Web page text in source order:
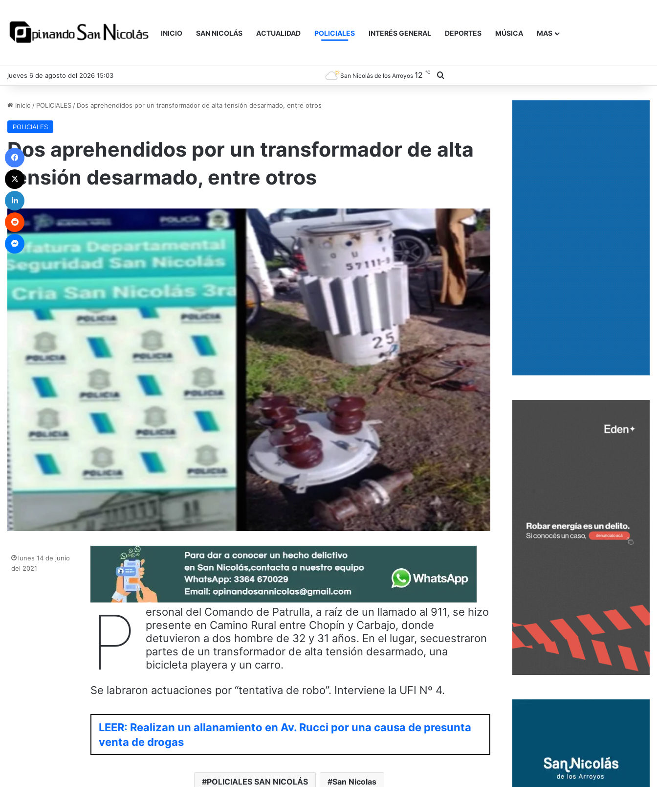
INICIO SAN NICOLÁS ACTUALIDAD POLICIALES INTERÉS GENERAL DEPORTES MÚSICA MAS
jueves 6 de agosto del 2026 15:03 San Nicolás de los Arroyos 12 ℃ Buscar
Inicio / POLICIALES / Dos aprehendidos por un transformador de alta tensión desarmado, entre otros
POLICIALES
Dos aprehendidos por un transformador de alta
tensión desarmado, entre otros
P
ersonal del Comando de Patrulla, a raíz de un llamado al 911, se hizo
presente en Camino Rural entre Chopín y Carbajo, donde
detuvieron a dos hombre de 32 y 31 años. En el lugar, secuestraron
partes de un transformador de alta tensión desarmado, una
bicicleta playera y un carro.
Se labraron actuaciones por “tentativa de robo”. Interviene la UFI Nº 4.
LEER: Realizan un allanamiento en Av. Rucci por una causa de presunta
venta de drogas
POLICIALES SAN NICOLÁS San Nicolas
lunes 14 de junio
del 2021
Facebook
Reddit
Messenger